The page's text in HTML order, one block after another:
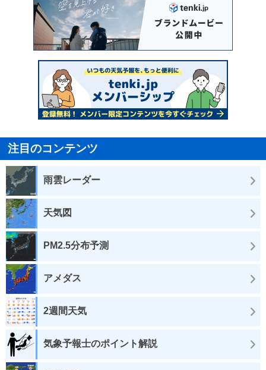
注目のコンテンツ
雨雲レーダー
天気図
PM2.5分布予測
アメダス
2週間天気
気象予報士のポイント解説